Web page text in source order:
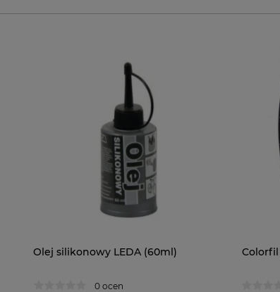
Olej silikonowy LEDA (60ml)
0 ocen
Colorfil